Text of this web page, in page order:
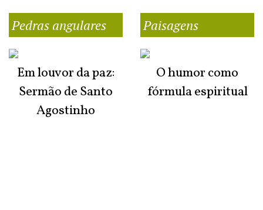
Pedras angulares
Em louvor da paz:
Sermão de Santo
Agostinho
Paisagens
O humor como
fórmula espiritual